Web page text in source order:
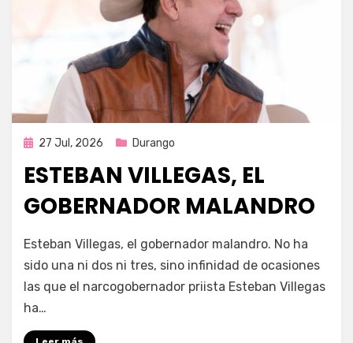
Publicada
27 Jul, 2026 Durango
ESTEBAN VILLEGAS, EL
GOBERNADOR MALANDRO
por Fernando Miranda Servín
Esteban Villegas, el gobernador malandro. No ha
sido una ni dos ni tres, sino infinidad de ocasiones
las que el narcogobernador priista Esteban Villegas
ha…